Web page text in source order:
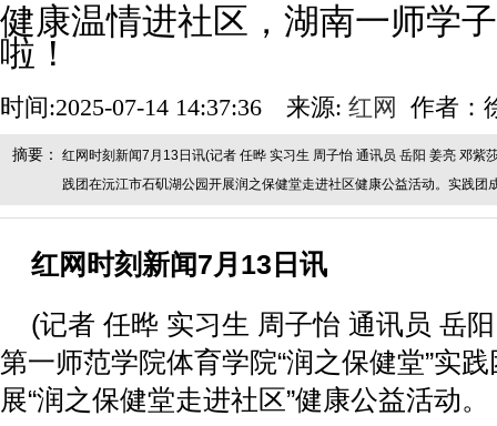
健康温情进社区，湖南一师学
啦！
时间:2025-07-14 14:37:36 来源: 红网 作者：
摘要：
红网时刻新闻7月13日讯(记者 任晔 实习生 周子怡 通讯员 岳阳 姜亮 邓紫
践团在沅江市石矶湖公园开展润之保健堂走进社区健康公益活动。实践团
红网时刻新闻7月13日讯
(记者 任晔 实习生 周子怡 通讯员 岳
第一师范学院体育学院“润之保健堂”实
展“润之保健堂走进社区”健康公益活动。